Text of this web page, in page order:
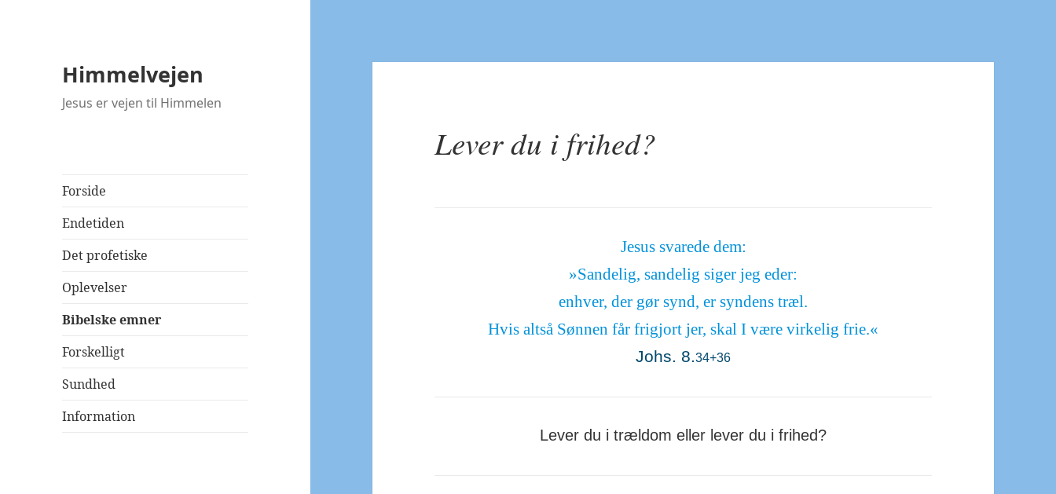
Himmelvejen
Jesus er vejen til Himmelen
Forside
Endetiden
Det profetiske
Oplevelser
Bibelske emner
Forskelligt
Sundhed
Information
Lever du i frihed?
Jesus svarede dem:
»Sandelig, sandelig siger jeg eder:
enhver, der gør synd, er syndens træl.
Hvis altså Sønnen får frigjort jer, skal I være virkelig frie.«
Johs. 8.34+36
Lever du i trældom eller lever du i frihed?